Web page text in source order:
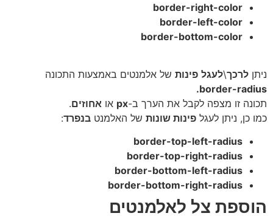
border-right-color
border-left-color
border-bottom-color
לרכך\לעגל פינותשל אלמנטים באמצעות התכונה
border-
זו מצפה לקבל את הערך ב-pxאואחוזים.
כן, ניתן לעגלפינות שונותשל האלמנטבנפרד:
border-top-left-radius
border-top-right-radius
border-bottom-left-radius
border-bottom-right-radius
צל לאלמנטים